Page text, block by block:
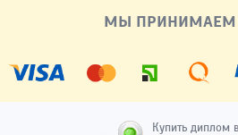
МЫ ПРИНИМАЕМ
Купить диплом